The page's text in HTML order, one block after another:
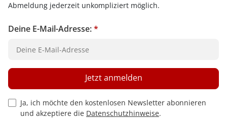
Abmeldung jederzeit unkompliziert möglich.
Deine E-Mail-Adresse:*
Privacy Policy Checkbox
Ja, ich möchte den kostenlosen Newsletter abonnieren
und akzeptiere die Datenschutzhinweise.
Jetzt anmelden